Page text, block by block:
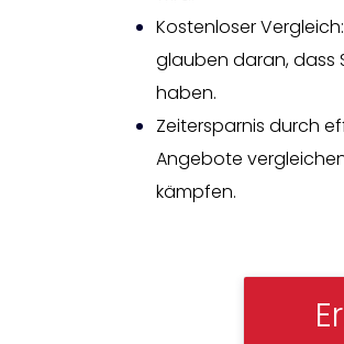
Kostenloser
glauben daran, dass
haben.
Zeitersparnis durch
Angebote
kämpfen.